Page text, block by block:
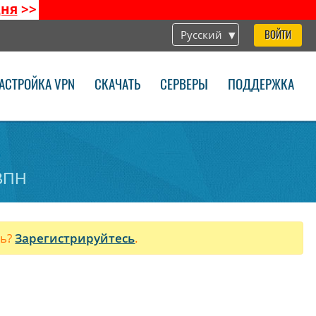
>>
Русский ВОЙТИ
VPN СКАЧАТЬ СЕРВЕРЫ ПОДДЕРЖКА
Зарегистрируйтесь.